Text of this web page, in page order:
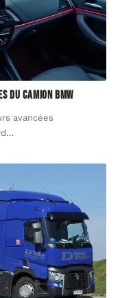
du camion BMW
avancées
…